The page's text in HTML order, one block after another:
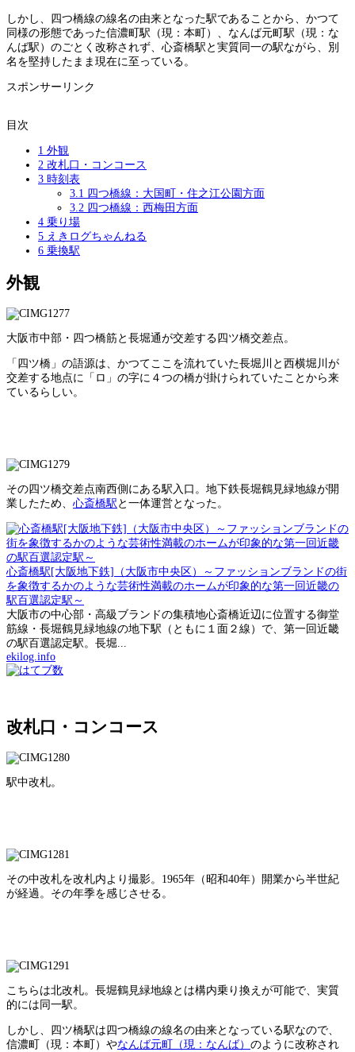
しかし、四つ橋線の線名の由来となった駅であることから、かつて
同様の形態であった信濃町駅（現：本町）、なんば元町駅（現：な
んば駅）のごとく改称されず、心斎橋駅と実質同一の駅ながら、別
名を堅持したまま現在に至っている。
スポンサーリンク
目次
1 外観
2 改札口・コンコース
3 時刻表
3.1 四つ橋線：大国町・住之江公園方面
3.2 四つ橋線：西梅田方面
4 乗り場
5 えきログちゃんねる
6 乗換駅
外観
大阪市中部・四つ橋筋と長堀通が交差する四ツ橋交差点。
「四ツ橋」の語源は、かつてここを流れていた長堀川と西横堀川が
交差する地点に「ロ」の字に４つの橋が掛けられていたことから来
ているらしい。
その四ツ橋交差点南西側にある駅入口。地下鉄長堀鶴見緑地線が開
業したため、 心斎橋駅 と一体運営となった。
心斎橋駅[大阪地下鉄]（大阪市中央区）～ファッションブランドの街
を象徴するかのような芸術性満載のホームが印象的な第一回近畿の
駅百選認定駅～
大阪市の中心部・高級ブランドの集積地心斎橋近辺に位置する御堂
筋線・長堀鶴見緑地線の地下駅（ともに１面２線）で、第一回近畿
の駅百選認定駅。長堀...
ekilog.info
改札口・コンコース
駅中改札。
その中改札を改札内より撮影。1965年（昭和40年）開業から半世紀
が経過。その年季を感じさせる。
こちらは北改札。長堀鶴見緑地線とは構内乗り換えが可能で、実質
的には同一駅。
しかし、四ツ橋駅は四つ橋線の線名の由来となっている駅なので、
信濃町（現：本町）やなんば元町（現：なんば） のように改称され